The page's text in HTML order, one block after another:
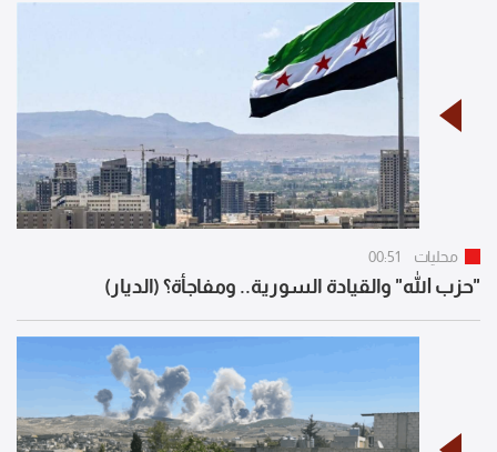
محليات 00:51
"حزب الله" والقيادة السورية.. ومفاجأة؟ (الديار)